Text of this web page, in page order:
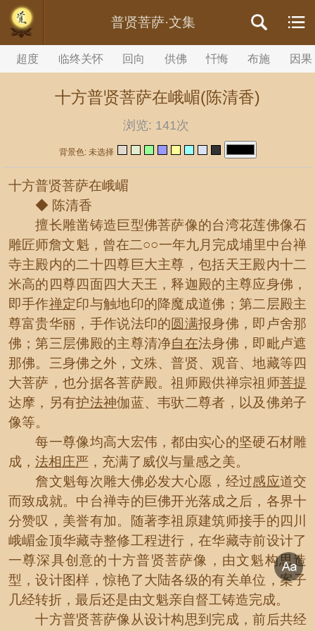
//内容文章背景颜色设置
普贤菩萨·文集
超度 临终关怀 回向 供佛 忏悔 布施 因果
十方普贤菩萨在峨嵋(陈清香)
浏览: 141次
背景色: 未选择
十方普贤菩萨在峨嵋
◆ 陈清香
擅长雕凿铸造巨型佛菩萨像的台湾花莲佛像石
雕匠师詹文魁，曾在二○○一年九月完成埔里中台禅
寺主殿内的二十四尊巨大主尊，包括天王殿内十二
米高的四尊四面四大天王，释迦殿的主尊应身佛，
即手作禅定印与触地印的降魔成道佛；第二层殿主
尊富贵华丽，手作说法印的圆满报身佛，即卢舍那
佛；第三层佛殿的主尊清净自在法身佛，即毗卢遮
那佛。三身佛之外，文殊、普贤、观音、地藏等四
大菩萨，也分据各菩萨殿。祖师殿供禅宗祖师菩提
达摩，另有护法神伽蓝、韦驮二尊者，以及佛弟子
像等。
每一尊像均高大宏伟，都由实心的坚硬石材雕
成， 法相 庄严 ，充满了威仪与量感之美。
詹文魁每次雕大佛必发大心愿，经过感应道交
而致成就。中台禅寺的巨佛开光落成之后，各界十
分赞叹，美誉有加。随著李祖原建筑师接手的四川
峨嵋金顶华藏寺整修工程进行，在华藏寺前设计了
一尊深具创意的十方普贤菩萨像，由文魁构思造
型，设计图样，惊艳了大陆各级的有关单位，案子
几经转折，最后还是由文魁亲自督工铸造完成。
十方普贤菩萨像从设计构思到完成，前后共经